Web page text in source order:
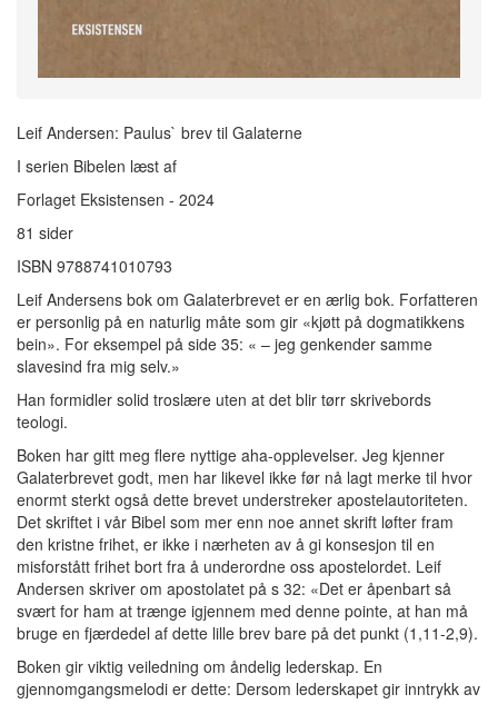
Leif Andersen: Paulus` brev til Galaterne
I serien Bibelen læst af
Forlaget Eksistensen - 2024
81 sider
ISBN 9788741010793
Leif Andersens bok om Galaterbrevet er en ærlig bok. Forfatteren
er personlig på en naturlig måte som gir «kjøtt på dogmatikkens
bein». For eksempel på side 35: « – jeg genkender samme
slavesind fra mig selv.»
Han formidler solid troslære uten at det blir tørr skrivebords
teologi.
Boken har gitt meg flere nyttige aha-opplevelser. Jeg kjenner
Galaterbrevet godt, men har likevel ikke før nå lagt merke til hvor
enormt sterkt også dette brevet understreker apostelautoriteten.
Det skriftet i vår Bibel som mer enn noe annet skrift løfter fram
den kristne frihet, er ikke i nærheten av å gi konsesjon til en
misforstått frihet bort fra å underordne oss apostelordet. Leif
Andersen skriver om apostolatet på s 32: «Det er åpenbart så
svært for ham at trænge igjennem med denne pointe, at han må
bruge en fjærdedel af dette lille brev bare på det punkt (1,11-2,9).
Boken gir viktig veiledning om åndelig lederskap. En
gjennomgangsmelodi er dette: Dersom lederskapet gir inntrykk av